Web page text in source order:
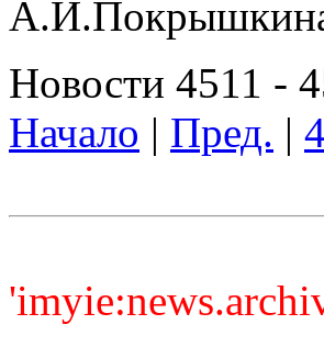
Новости 4511 -
Начало | Пред. |